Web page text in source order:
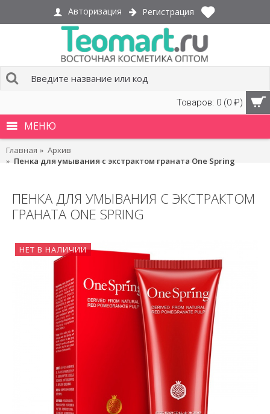
Авторизация Регистрация
Товаров: 0 (0 ₽)
МЕНЮ
Главная
Архив
Пенка для умывания с экстрактом граната One Spring
ПЕНКА ДЛЯ УМЫВАНИЯ С ЭКСТРАКТОМ
ГРАНАТА ONE SPRING
НЕТ В НАЛИЧИИ